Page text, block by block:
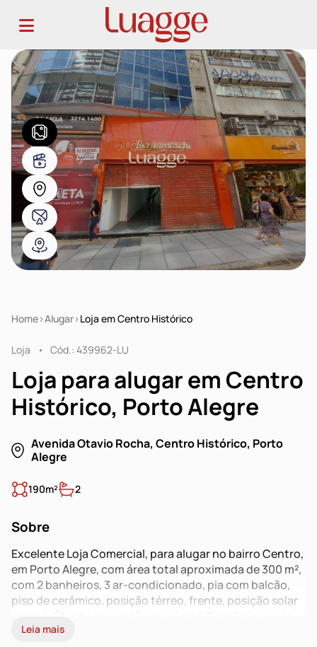
Home Alugar Loja em Centro Histórico
Loja Cód.: 439962-LU
Loja para alugar em Centro
Histórico, Porto Alegre
Avenida Otavio Rocha, Centro Histórico, Porto
Alegre
190m² 2
Sobre
Excelente Loja Comercial, para alugar no bairro Centro,
em Porto Alegre, com área total aproximada de 300 m²,
com 2 banheiros, 3 ar-condicionado, pia com balcão,
piso de cerâmico, posição térreo, frente, posição solar
Inácio e Rua Doutor Flores em Porto Alegre, e com
Leia mais